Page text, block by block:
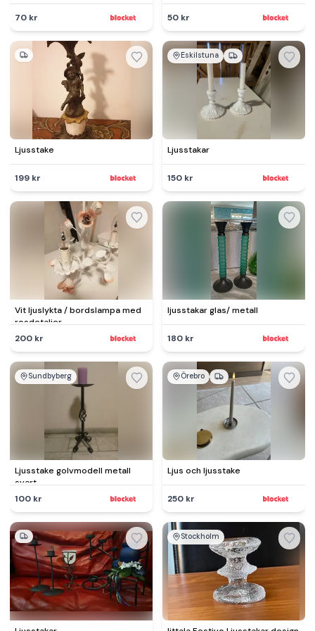
70 kr 50 kr
Ljusstake
199 kr
Eskilstuna
Ljusstakar
150 kr
Vit ljuslykta / bordslampa med
rosdetaljer
200 kr
ljusstakar glas/ metall
180 kr
Sundbyberg
Ljusstake golvmodell metall
svart
100 kr
Örebro
Ljus och ljusstake
250 kr
Stockholm